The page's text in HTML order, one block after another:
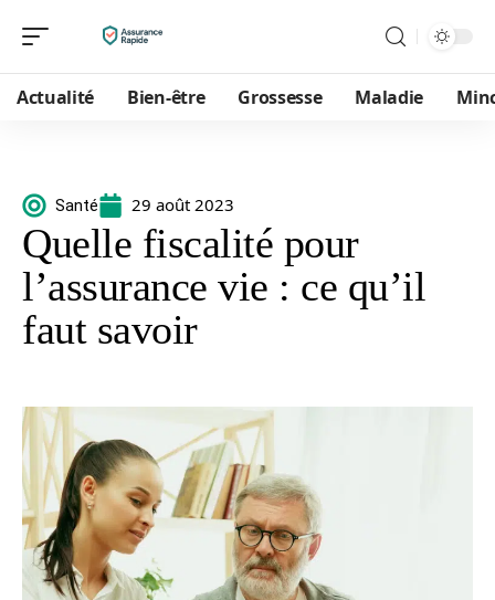
Actualité Bien-être Grossesse Maladie
Santé 29 août 2023
Quelle fiscalité pour
l’assurance vie : ce qu’il
faut savoir